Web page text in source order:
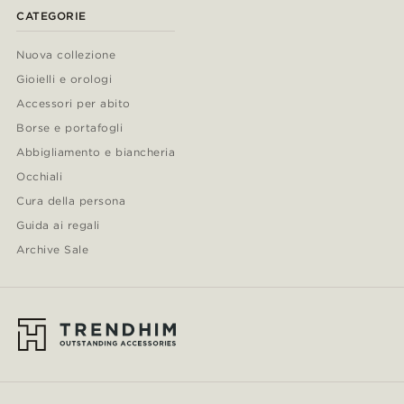
CATEGORIE
Nuova collezione
Gioielli e orologi
Accessori per abito
Borse e portafogli
Abbigliamento e biancheria
Occhiali
Cura della persona
Guida ai regali
Archive Sale